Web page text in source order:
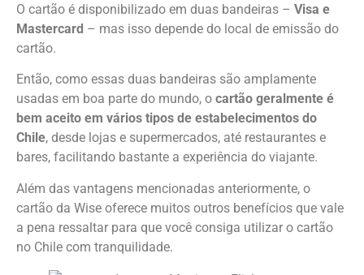
O cartão é disponibilizado em duas bandeiras – Visa e
Mastercard – mas isso depende do local de emissão do
cartão.
Então, como essas duas bandeiras são amplamente
usadas em boa parte do mundo, o cartão geralmente é
bem aceito em vários tipos de estabelecimentos do
Chile, desde lojas e supermercados, até restaurantes e
bares, facilitando bastante a experiência do viajante.
Além das vantagens mencionadas anteriormente, o
cartão da Wise oferece muitos outros benefícios que vale
a pena ressaltar para que você consiga utilizar o cartão
no Chile com tranquilidade.